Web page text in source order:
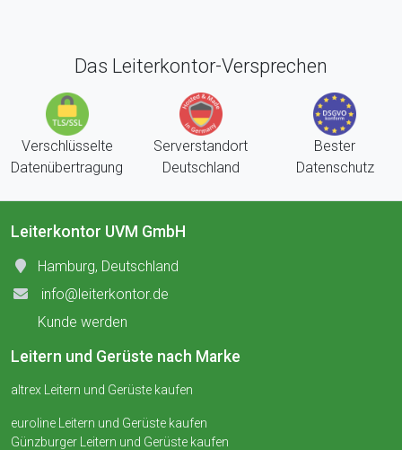
Das Leiterkontor-Versprechen
Verschlüsselte
Datenübertragung
Serverstandort
Deutschland
Bester
Datenschutz
Leiterkontor UVM GmbH
Hamburg, Deutschland
info@leiterkontor.de
Kunde werden
Leitern und Gerüste nach Marke
altrex Leitern und Gerüste kaufen
euroline Leitern und Gerüste kaufen
Günzburger Leitern und Gerüste kaufen